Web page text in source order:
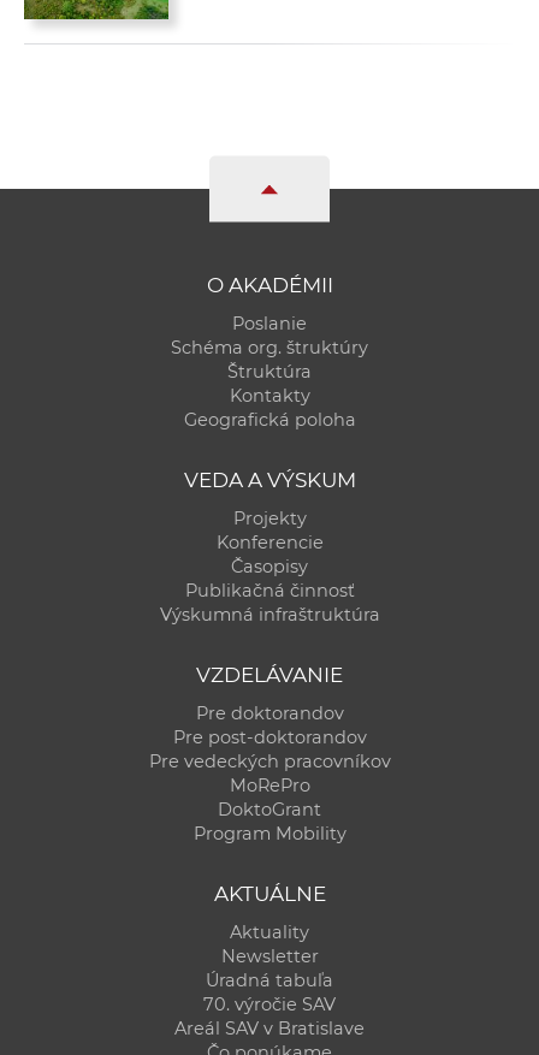
O AKADÉMII
Poslanie
Schéma org. štruktúry
Štruktúra
Kontakty
Geografická poloha
VEDA A VÝSKUM
Projekty
Konferencie
Časopisy
Publikačná činnosť
Výskumná infraštruktúra
VZDELÁVANIE
Pre doktorandov
Pre post-doktorandov
Pre vedeckých pracovníkov
MoRePro
DoktoGrant
Program Mobility
AKTUÁLNE
Aktuality
Newsletter
Úradná tabuľa
70. výročie SAV
Areál SAV v Bratislave